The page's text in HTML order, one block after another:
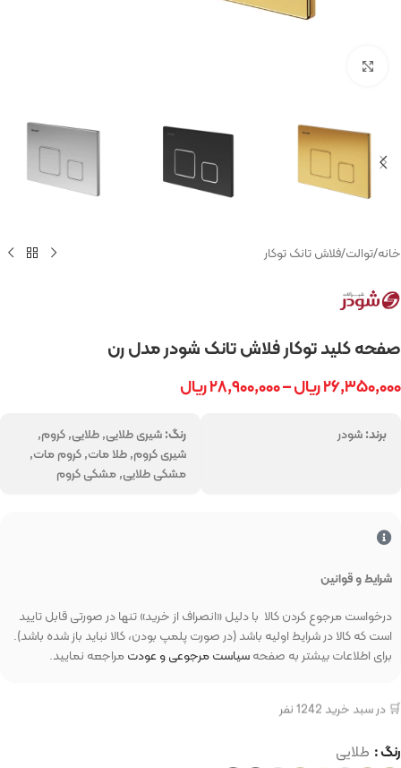
خانه/توالت/فلاش تانک توکار
صفحه کلید توکار فلاش تانک شودر مدل رن
۲۶,۳۵۰,۰۰۰ریال–۲۸,۹۰۰,۰۰۰ریال
برند:شودر رنگ:شیری طلایی, طلایی, کروم,
شیری کروم, طلا مات, کروم مات,
مشکی طلایی, مشکی کروم
شرایط و قوانین
درخواست مرجوع کردن کالا با دلیل «انصراف از خرید» تنها در صورتی قابل تایید
است که کالا در شرایط اولیه باشد (در صورت پلمپ بودن، کالا نباید باز شده باشد).
برای اطلاعات بیشتر به صفحهسیاست مرجوعی و عودتمراجعه نمایید.
🛒 در سبد خرید 1242 نفر
رنگ طلایی